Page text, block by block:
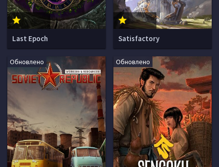
Last Epoch Satisfactory
Обновлено Обновлено